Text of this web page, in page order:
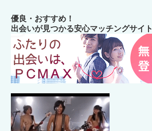
優良・おすすめ！
出会いが見つかる安心マッチングサイト